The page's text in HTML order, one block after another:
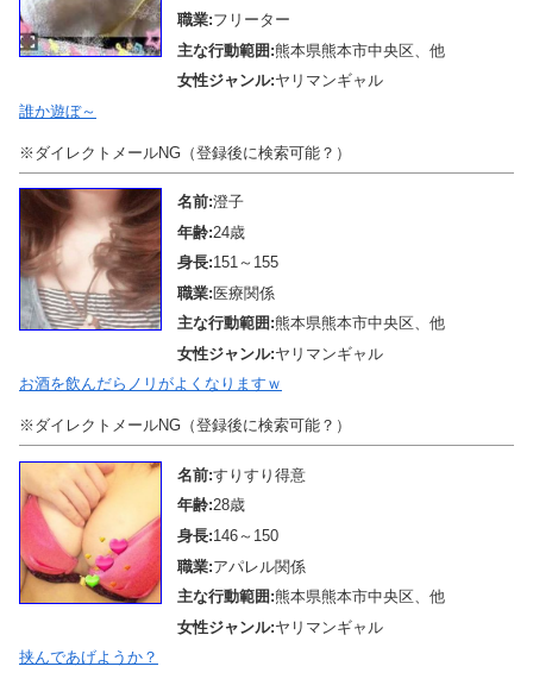
職業:フリーター
主な行動範囲:熊本県熊本市中央区、他
女性ジャンル:ヤリマンギャル
誰か遊ぼ～
※ダイレクトメールNG（登録後に検索可能？）
名前:澄子
年齢:24歳
身長:151～155
職業:医療関係
主な行動範囲:熊本県熊本市中央区、他
女性ジャンル:ヤリマンギャル
お酒を飲んだらノリがよくなりますｗ
※ダイレクトメールNG（登録後に検索可能？）
名前:すりすり得意
年齢:28歳
身長:146～150
職業:アパレル関係
主な行動範囲:熊本県熊本市中央区、他
女性ジャンル:ヤリマンギャル
挟んであげようか？